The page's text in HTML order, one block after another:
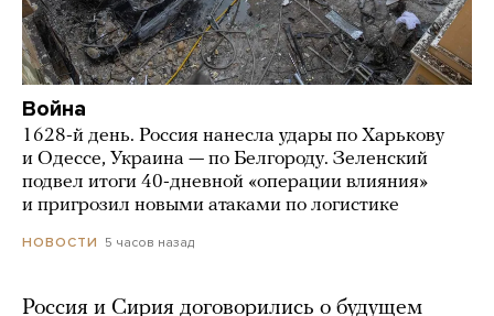
Война
1628-й день. Россия нанесла удары по Харькову
и Одессе, Украина — по Белгороду. Зеленский
подвел итоги 40-дневной «операции влияния»
и пригрозил новыми атаками по логистике
НОВОСТИ 5 часов назад
Россия и Сирия договорились о будущем